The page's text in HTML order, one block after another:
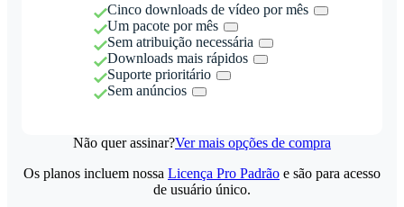
Cinco downloads de vídeo por mês
Um pacote por mês
Sem atribuição necessária
Downloads mais rápidos
Suporte prioritário
Sem anúncios
Não quer assinar?Ver mais opções de compra
Os planos incluem nossa Licença Pro Padrão e são para acesso
de usuário único.